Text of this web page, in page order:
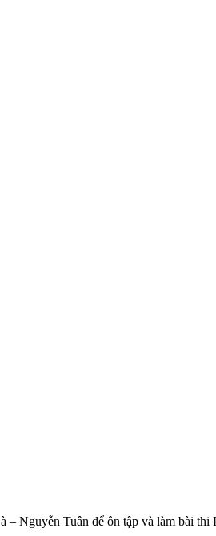
Nguyễn Tuân để ôn tập và làm bài